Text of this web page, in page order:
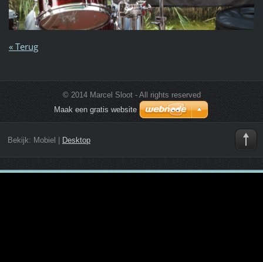
« Terug
© 2014 Marcel Sloot - All rights reserved
Maak een gratis website
Bekijk: Mobiel Desktop